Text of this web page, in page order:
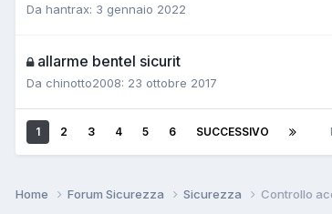
Da hantrax: 3 gennaio 2022
allarme bentel sicurit
Da chinotto2008: 23 ottobre 2017
1 2 3 4 5 6 SUCCESSIVO
Home Forum Sicurezza Sicurezza Controllo